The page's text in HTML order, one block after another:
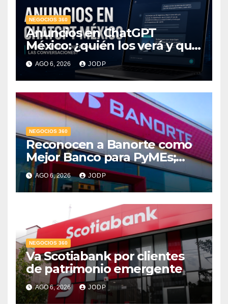
NEGOCIOS 360
Anuncios en ChatGPT
México: ¿quién los verá y qué
pasará con las
conversaciones?
AGO 6, 2026 JODP
NEGOCIOS 360
Reconocen a Banorte como
Mejor Banco para PyMEs;
supera 14% del mercado
crediticio
AGO 6, 2026 JODP
NEGOCIOS 360
Va Scotiabank por clientes
de patrimonio emergente
AGO 6, 2026 JODP